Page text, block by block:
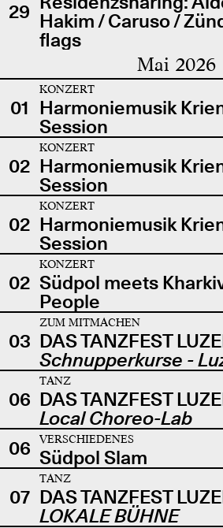
29 Hakim / Caruso /
flags
Mai 2026
01
KONZERT
Harmoniemusik
Session
02
KONZERT
Harmoniemusik
Session
02
KONZERT
Harmoniemusik
Session
02
KONZERT
Südpol meets
People
03
ZUM MITMACHEN
DAS TANZFEST
Schnupperkurse -
06
TANZ
DAS TANZFEST
Local Choreo-Lab
06
VERSCHIEDENES
Südpol Slam
07
TANZ
DAS TANZFEST
LOKALE BÜHNE